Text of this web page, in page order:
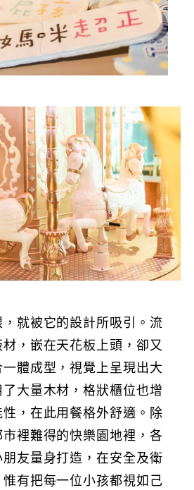
就被它的設計所吸引。流
，嵌在天花板上頭，卻又
體成型，視覺上呈現出大
大量木材，格狀櫃位也增
，在此用餐格外舒適。除
裡難得的快樂園地裡，各
友量身打造，在安全及衛
有把每一位小孩都視如己